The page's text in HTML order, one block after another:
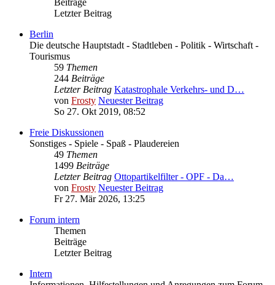
Beiträge
Letzter Beitrag
Berlin
Die deutsche Hauptstadt - Stadtleben - Politik - Wirtschaft -
Tourismus
59 Themen
244 Beiträge
Letzter Beitrag Katastrophale Verkehrs- und D…
von Frosty Neuester Beitrag
So 27. Okt 2019, 08:52
Freie Diskussionen
Sonstiges - Spiele - Spaß - Plaudereien
49 Themen
1499 Beiträge
Letzter Beitrag Ottopartikelfilter - OPF - Da…
von Frosty Neuester Beitrag
Fr 27. Mär 2026, 13:25
Forum intern
Themen
Beiträge
Letzter Beitrag
Intern